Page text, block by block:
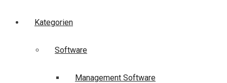
Kategorien
Software
Management Software